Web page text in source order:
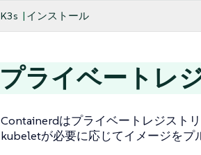
K3s インストール
プライベートレ
Containerdはプライベートレジストリ
kubeletが必要に応じてイメージをプ